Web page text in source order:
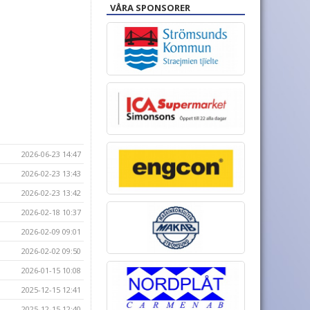
2026-06-23 14:47
2026-02-23 13:43
2026-02-23 13:42
2026-02-18 10:37
2026-02-09 09:01
2026-02-02 09:50
2026-01-15 10:08
2025-12-15 12:41
VÅRA SPONSORER